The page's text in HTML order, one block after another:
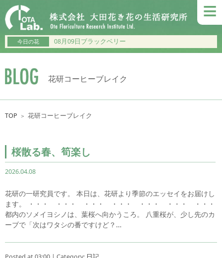
≡
今日の花 08月09日ブラックベリー
花研コーヒーブレイク
TOP ＞ 花研コーヒーブレイク
桜散る春、筍楽し
2026.04.08
花研の一研究員です。 本日は、花研より季節のエッセイをお届けし
ます。 ・・・ ・・・ ・・・ ・・・ ・・・ ・・・ ・・・
都内のソメイヨシノは、葉桜へ向かうころ。 八重桜が、少し先のカ
ーブで「次はワタシの番ですけど？…